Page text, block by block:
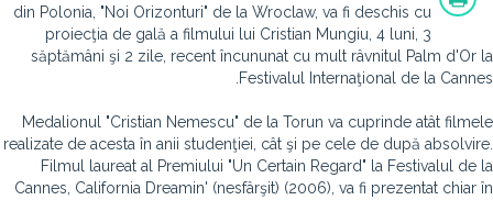
din Polonia, "Noi Orizonturi" de la Wroclaw, va fi deschis cu
proiecţia de gală a filmului lui Cristian Mungiu, 4 luni, 3
săptămâni şi 2 zile, recent încununat cu mult râvnitul Palm d'Or la
Festivalul Internaţional de la Cannes.
Medalionul "Cristian Nemescu" de la Torun va cuprinde atât filmele
realizate de acesta în anii studenţiei, cât şi pe cele de după absolvire.
Filmul laureat al Premiului "Un Certain Regard" la Festivalul de la
Cannes, California Dreamin' (nesfârşit) (2006), va fi prezentat chiar în